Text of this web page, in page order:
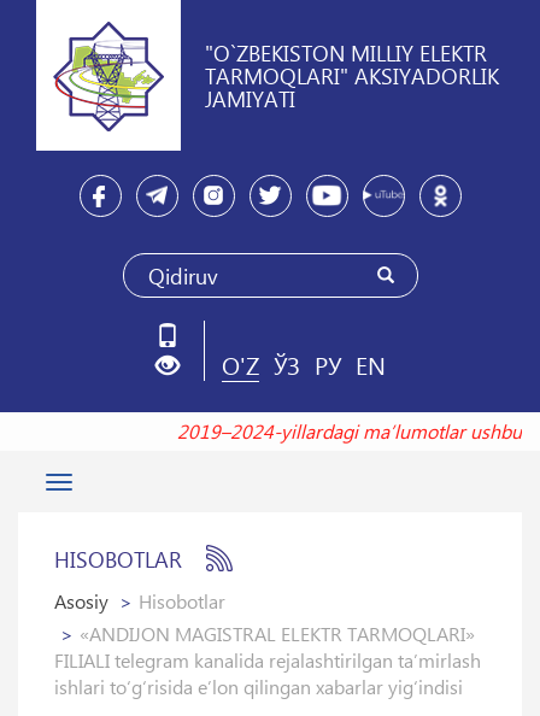
"O`ZBEKISTON MILLIY ELEKTR
TARMOQLARI" AKSIYADORLIK
JAMIYATI
O'Z ЎЗ РУ EN
2019–2024-yillardagi maʼlumotlar
Toggle
HISOBOTLAR
Asosiy
Hisobotlar
«ANDIJON MAGISTRAL ELEKTR TARMOQLARI»
FILIALI telegram kanalida rejalashtirilgan ta’mirlash
ishlari to‘g‘risida e’lon qilingan xabarlar yig‘indisi